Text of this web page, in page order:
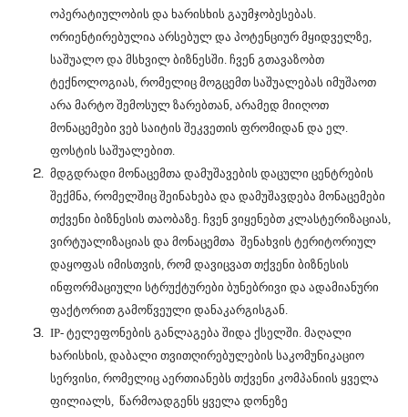
ოპერატიულობის და ხარისხის გაუმჯობესებას.
ორიენტირებულია არსებულ და პოტენციურ მყიდველზე,
საშუალო და მსხვილ ბიზნესში. ჩვენ გთავაზობთ
ტექნოლოგიას, რომელიც მოგცემთ საშუალებას იმუშაოთ
არა მარტო შემოსულ ზარებთან, არამედ მიიღოთ
მონაცემები ვებ საიტის შეკვეთის ფრომიდან და ელ.
ფოსტის საშუალებით.
მდგდრადი მონაცემთა დამუშავების დაცული ცენტრების
შექმნა, რომელშიც შეინახება და დამუშავდება მონაცემები
თქვენი ბიზნესის თაობაზე. ჩვენ ვიყენებთ კლასტერიზაციას,
ვირტუალიზაციას და მონაცემთა შენახვის ტერიტორიულ
დაყოფას იმისთვის, რომ დავიცვათ თქვენი ბიზნესის
ინფორმაციული სტრუქტურები ბუნებრივი და ადამიანური
ფაქტორით გამოწვეული დანაკარგისგან.
IP- ტელეფონების განლაგება შიდა ქსელში. მაღალი
ხარისხის, დაბალი თვითღირებულების საკომუნიკაციო
სერვისი, რომელიც აერთიანებს თქვენი კომპანიის ყველა
ფილიალს, წარმოადგენს ყველა დონეზე